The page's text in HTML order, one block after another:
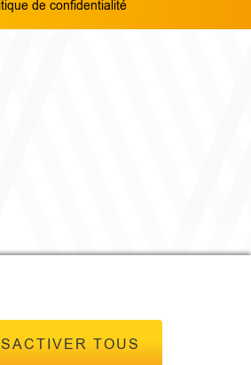
de confidentialité
TOUS